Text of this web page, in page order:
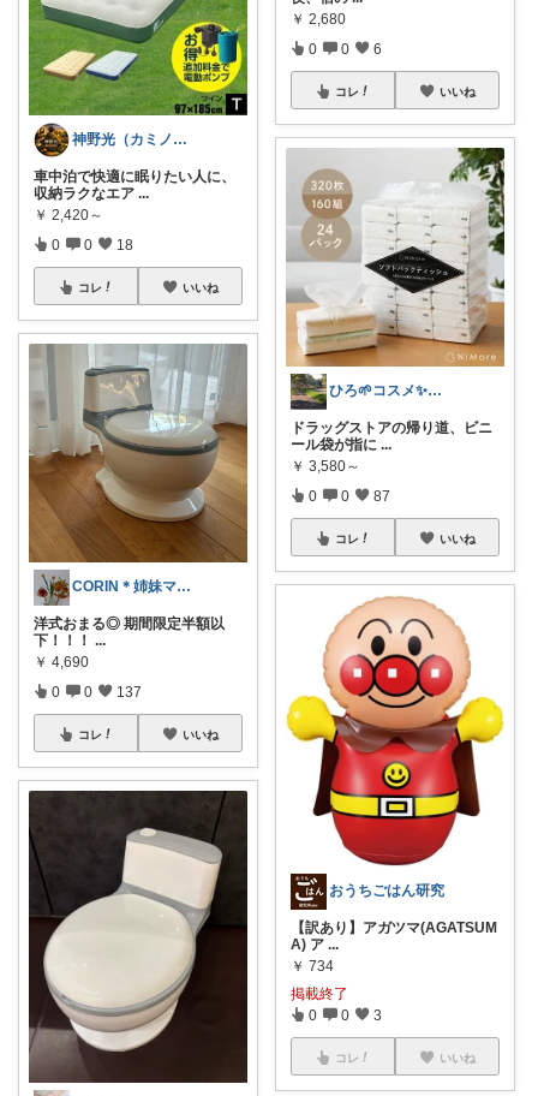
神野光（カミノヒカリ）
車中泊で快適に眠りたい人に、
収納ラクなエア ...
￥ 2,420～
0 0 18
コレ いいね
CORIN＊姉妹ママ＊ぜんぶオリ写＊
洋式おまる◎ 期間限定半額以
下！！！ ...
￥ 4,690
0 0 137
コレ いいね
￥ 2,680
0 0 6
コレ いいね
ひろ🌱‬コスメ✨わんこ🐕🐾
​ドラッグストアの帰り道、ビニ
ール袋が指に ...
￥ 3,580～
0 0 87
コレ いいね
おうちごはん研究
【訳あり】アガツマ(AGATSUM
A) ア ...
￥ 734
掲載終了
0 0 3
コレ いいね